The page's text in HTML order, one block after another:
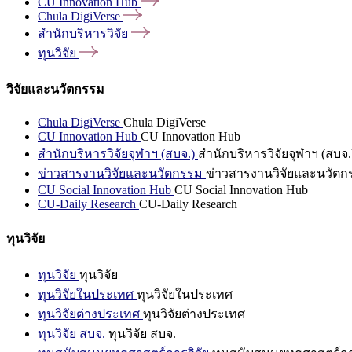
Chula DigiVerse
สำนักบริหารวิจัย
ทุนวิจัย
วิจัยและนวัตกรรม
Chula DigiVerse Chula DigiVerse
CU Innovation Hub CU Innovation Hub
สำนักบริหารวิจัยจุฬาฯ (สบจ.) สำนักบริหารวิจัยจุฬาฯ (สบจ
ข่าวสารงานวิจัยและนวัตกรรม ข่าวสารงานวิจัยและนวัตก
CU Social Innovation Hub CU Social Innovation Hub
CU-Daily Research CU-Daily Research
ทุนวิจัย
ทุนวิจัย ทุนวิจัย
ทุนวิจัยในประเทศ ทุนวิจัยในประเทศ
ทุนวิจัยต่างประเทศ ทุนวิจัยต่างประเทศ
ทุนวิจัย สบจ. ทุนวิจัย สบจ.